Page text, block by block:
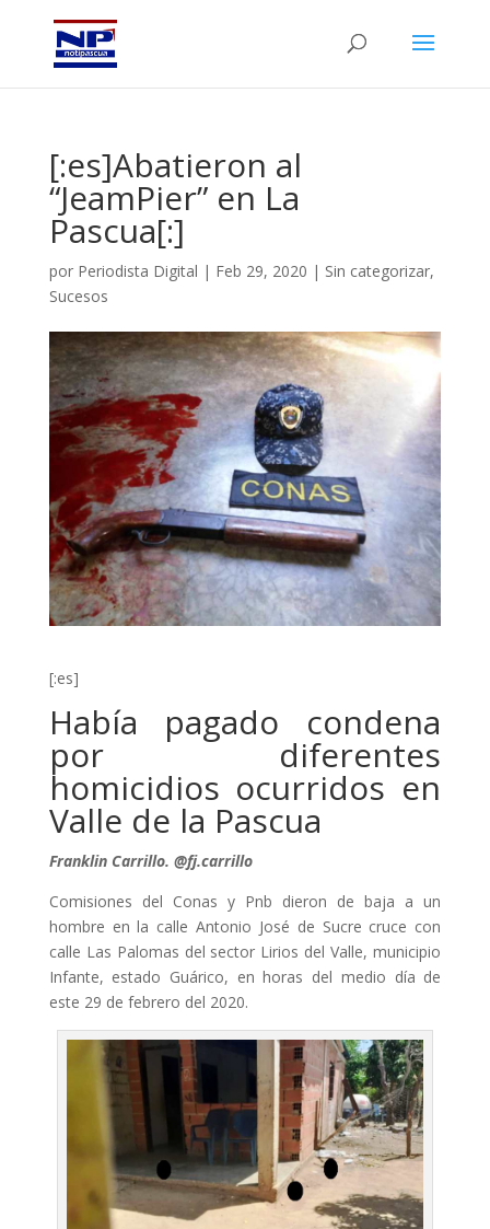
[:es]Abatieron al
“JeamPier” en La
Pascua[:]
por Periodista Digital | Feb 29, 2020 | Sin categorizar,
Sucesos
[:es]
Había pagado condena
por diferentes
homicidios ocurridos en
Valle de la Pascua
Franklin Carrillo. @fj.carrillo
Comisiones del Conas y Pnb dieron de baja a un
hombre en la calle Antonio José de Sucre cruce con
calle Las Palomas del sector Lirios del Valle, municipio
Infante, estado Guárico, en horas del medio día de
este 29 de febrero del 2020.